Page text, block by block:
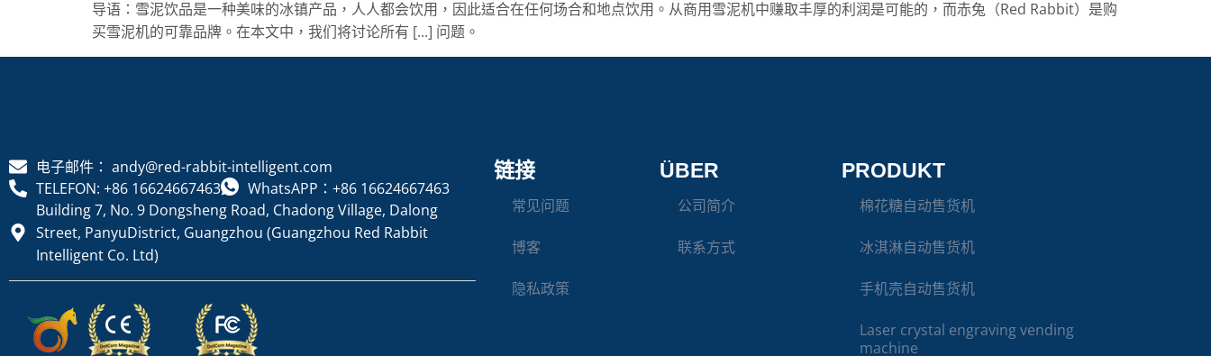
导语：雪泥饮品是一种美味的冰镇产品，人人都会饮用，因此适合在任何场合和地点饮用。从商用雪泥机中赚取丰厚的利润是可能的，而赤兔（Red Rabbit）是购
买雪泥机的可靠品牌。在本文中，我们将讨论所有 [...] 问题。
电子邮件： andy@red-rabbit-intelligent.com
TELEFON: +86 16624667463
WhatsAPP：+86 16624667463
Building 7, No. 9 Dongsheng Road, Chadong Village, Dalong
Street, PanyuDistrict, Guangzhou (Guangzhou Red Rabbit
Intelligent Co. Ltd)
链接
常见问题
博客
隐私政策
ÜBER
公司简介
联系方式
PRODUKT
棉花糖自动售货机
冰淇淋自动售货机
手机壳自动售货机
Laser crystal engraving vending
machine